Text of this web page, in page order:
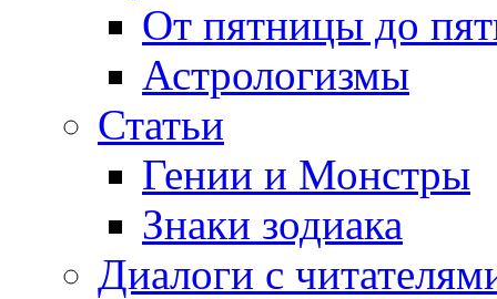
От пятницы до
Астрологизмы
Статьи
Гении и Монстры
Знаки зодиака
Диалоги с